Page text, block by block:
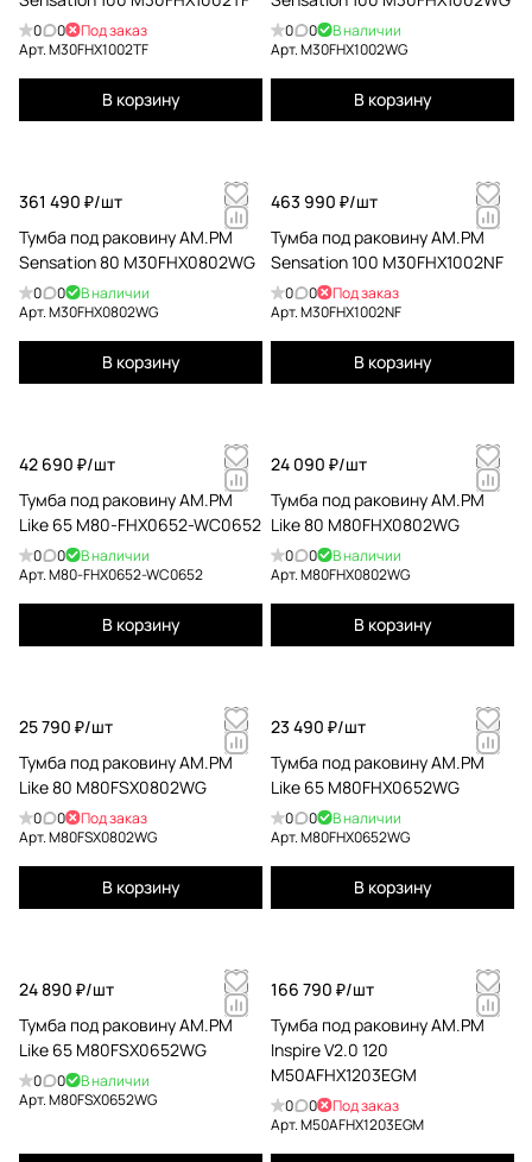
0 0
Под заказ
Арт.M30FHX1002TF
В корзину
0 0
В наличии
Арт.M30FHX1002WG
В корзину
361 490 ₽/шт
Тумба под раковину AM.PM
Sensation 80 M30FHX0802WG
0 0
В наличии
Арт.M30FHX0802WG
В корзину
463 990 ₽/шт
Тумба под раковину AM.PM
Sensation 100 M30FHX1002NF
0 0
Под заказ
Арт.M30FHX1002NF
В корзину
42 690 ₽/шт
Тумба под раковину AM.PM
Like 65 M80-FHX0652-WC0652
0 0
В наличии
Арт.M80-FHX0652-WC0652
В корзину
24 090 ₽/шт
Тумба под раковину AM.PM
Like 80 M80FHX0802WG
0 0
В наличии
Арт.M80FHX0802WG
В корзину
25 790 ₽/шт
Тумба под раковину AM.PM
Like 80 M80FSX0802WG
0 0
Под заказ
Арт.M80FSX0802WG
В корзину
23 490 ₽/шт
Тумба под раковину AM.PM
Like 65 M80FHX0652WG
0 0
В наличии
Арт.M80FHX0652WG
В корзину
24 890 ₽/шт
Тумба под раковину AM.PM
Like 65 M80FSX0652WG
0 0
В наличии
Арт.M80FSX0652WG
166 790 ₽/шт
Тумба под раковину AM.PM
Inspire V2.0 120
M50AFHX1203EGM
0 0
Под заказ
Арт.M50AFHX1203EGM